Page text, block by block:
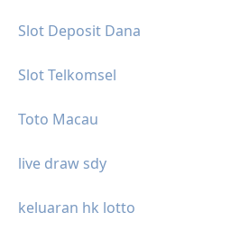
Slot Deposit Dana
Slot Telkomsel
Toto Macau
live draw sdy
keluaran hk lotto